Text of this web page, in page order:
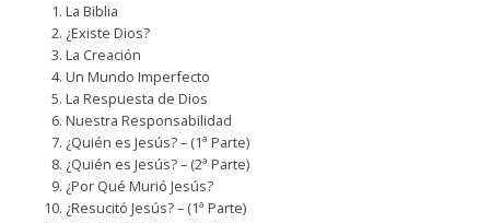
La Biblia
¿Existe Dios?
La Creación
Un Mundo Imperfecto
La Respuesta de Dios
Nuestra Responsabilidad
¿Quién es Jesús? – (1ª Parte)
¿Quién es Jesús? – (2ª Parte)
¿Por Qué Murió Jesús?
¿Resucitó Jesús? – (1ª Parte)